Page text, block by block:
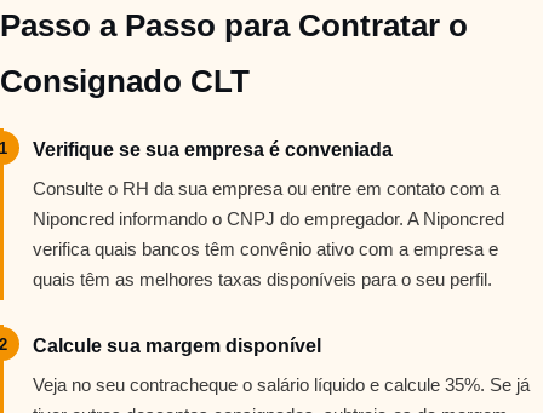
Passo a Passo para Contratar o
Consignado CLT
Verifique se sua empresa é conveniada
Consulte o RH da sua empresa ou entre em contato com a
Niponcred informando o CNPJ do empregador. A Niponcred
verifica quais bancos têm convênio ativo com a empresa e
quais têm as melhores taxas disponíveis para o seu perfil.
Calcule sua margem disponível
Veja no seu contracheque o salário líquido e calcule 35%. Se já